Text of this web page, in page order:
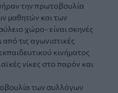
την πρωτοβουλία
μαθητών και των
χώρο- είναι σκηνές
τις αγωνιστικές
κινήματος
νίκες στο παρόν και
των συλλόγων